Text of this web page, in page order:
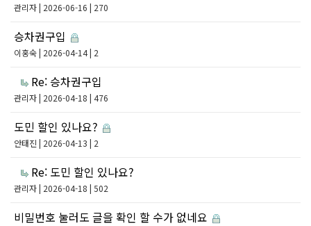
관리자| 2026-06-16 | 270
승차권구입
이홍숙| 2026-04-14 | 2
Re: 승차권구입
관리자| 2026-04-18 | 476
도민 할인 있나요?
안태진 | 2026-04-13 | 2
Re: 도민 할인 있나요?
관리자| 2026-04-18 | 502
비밀번호 눌러도 글을 확인 할 수가 없네요